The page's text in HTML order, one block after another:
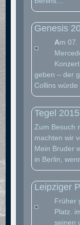
Genesis
Am 07.
geben – der
Collins
Tegel 2015
Zum Besuch
machten wir
Mein Bruder
in Berlin,
Leipziger
Früher
Platz.
seinen